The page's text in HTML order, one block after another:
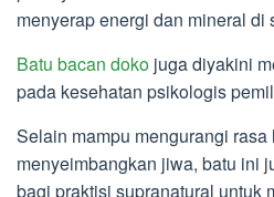
menyerap energi dan mineral di
Batu bacan doko juga diyakini
pada kesehatan psikologis
Selain mampu mengurangi rasa
menyeimbangkan jiwa, batu ini
bagi praktisi supranatural untuk